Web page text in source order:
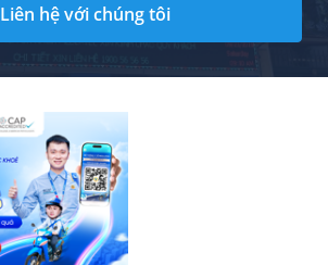
Liên hệ với chúng tôi